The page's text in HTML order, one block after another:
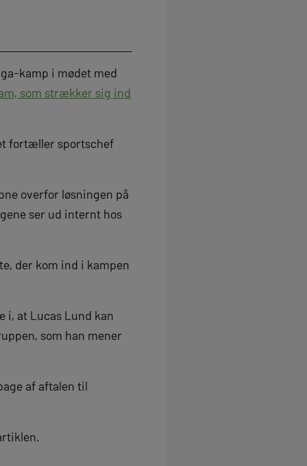
kamp i mødet med
som strækker sig ind
fortæller sportschef
overfor løsningen på
ser ud internt hos
der kom ind i kampen
i, at Lucas Lund kan
som han mener
af aftalen til